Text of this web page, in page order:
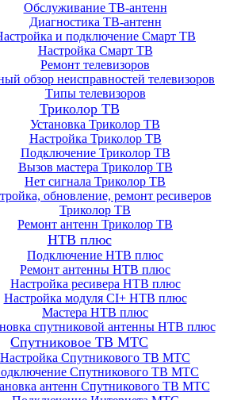
Обслуживание ТВ-антенн
Диагностика ТВ-антенн
и подключение Смарт ТВ
Настройка Смарт ТВ
Ремонт телевизоров
обзор неисправностей телевизоров
Типы телевизоров
Триколор ТВ
Установка Триколор ТВ
Настройка Триколор ТВ
Подключение Триколор ТВ
Вызов мастера Триколор ТВ
Нет сигнала Триколор ТВ
обновление, ремонт ресиверов
Триколор ТВ
Ремонт антенн Триколор ТВ
НТВ плюс
Подключение НТВ плюс
Ремонт антенны НТВ плюс
Настройка ресивера НТВ плюс
Настройка модуля CI+ НТВ плюс
Мастера НТВ плюс
спутниковой антенны НТВ плюс
Спутниковое ТВ МТС
Настройка Спутникового ТВ МТС
Спутникового ТВ МТС
антенн Спутникового ТВ МТС